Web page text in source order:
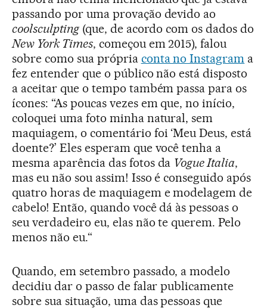
passando por uma provação devido ao
coolsculpting(que, de acordo com os dados do
New York Times, começou em 2015), falou
sobre como sua própria conta no Instagram a
fez entender que o público não está disposto
a aceitar que o tempo também passa para os
ícones: “As poucas vezes em que, no início,
coloquei uma foto minha natural, sem
maquiagem, o comentário foi ‘Meu Deus, está
doente?’ Eles esperam que você tenha a
mesma aparência das fotos da Vogue Italia,
mas eu não sou assim! Isso é conseguido após
quatro horas de maquiagem e modelagem de
cabelo! Então, quando você dá às pessoas o
seu verdadeiro eu, elas não te querem. Pelo
menos não eu.“
Quando, em setembro passado, a modelo
decidiu dar o passo de falar publicamente
sobre sua situação, uma das pessoas que